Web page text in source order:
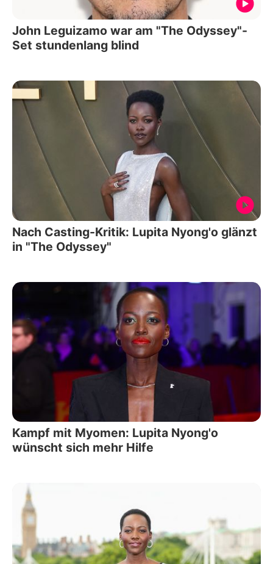
John Leguizamo war am "The Odyssey"-
Set stundenlang blind
Nach Casting-Kritik: Lupita Nyong'o glänzt
in "The Odyssey"
Kampf mit Myomen: Lupita Nyong'o
wünscht sich mehr Hilfe